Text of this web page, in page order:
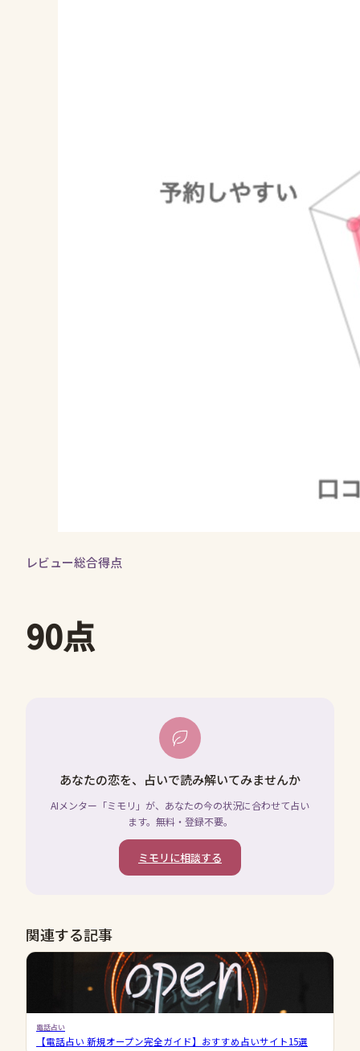
レビュー総合得点
90点
あなたの恋を、占いで読み解いてみませんか
AIメンター「ミモリ」が、あなたの今の状況に合わせて占い
ます。無料・登録不要。
ミモリに相談する
関連する記事
電話占い
【電話占い 新規オープン完全ガイド】おすすめ占いサイト15選